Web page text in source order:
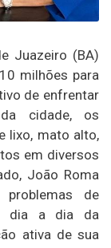
Juazeiro (BA)
milhões para
de enfrentar
cidade, os
lixo, mato alto,
em diversos
João Roma
de
dia a dia da
ativa de sua